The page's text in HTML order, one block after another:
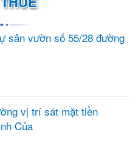
sân vườn số 55/28 đường
vị trí sát mặt tiền
Của